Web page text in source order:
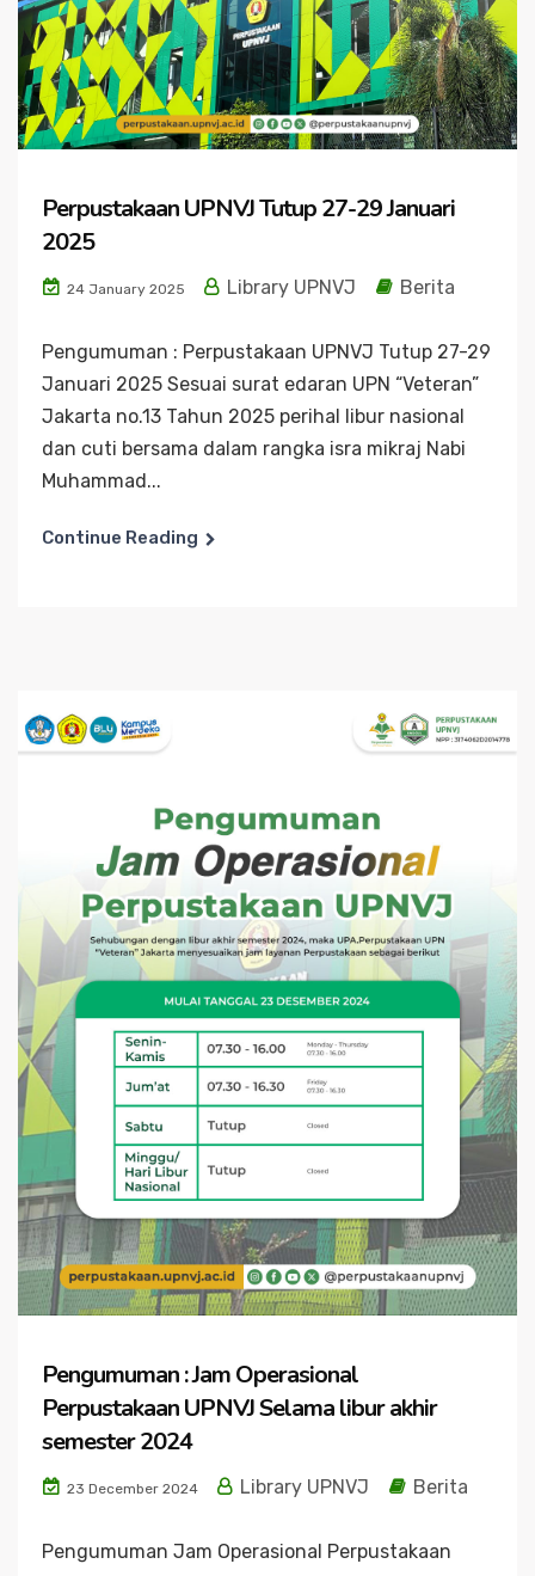
Perpustakaan UPNVJ Tutup 27-29 Januari
2025
24 January 2025 Library UPNVJ Berita
Pengumuman : Perpustakaan UPNVJ Tutup 27-29
Januari 2025 Sesuai surat edaran UPN “Veteran”
Jakarta no.13 Tahun 2025 perihal libur nasional
dan cuti bersama dalam rangka isra mikraj Nabi
Muhammad...
Continue Reading
Pengumuman : Jam Operasional
Perpustakaan UPNVJ Selama libur akhir
semester 2024
23 December 2024 Library UPNVJ Berita
Pengumuman Jam Operasional Perpustakaan